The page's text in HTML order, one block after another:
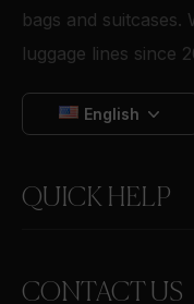
bags and suitcases.
luggage lines since
English
QUICK HELP
CONTACT US